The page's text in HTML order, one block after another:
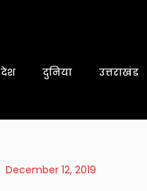
देश दुनिया उत्तराखंड
December 12, 2019